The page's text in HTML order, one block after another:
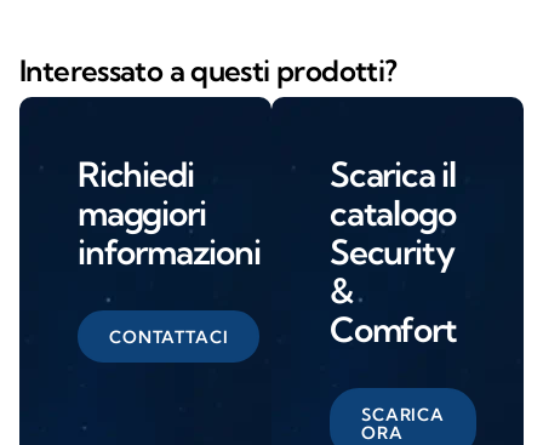
Interessato a questi prodotti?
Richiedi
maggiori
informazioni
CONTATTACI
Scarica il
catalogo
Security
&
Comfort
SCARICA
ORA